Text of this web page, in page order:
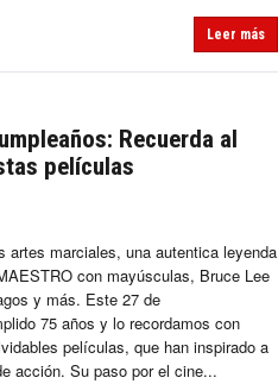
Leer más
Recuerda al
películas
artes marciales, una autentica leyenda
con mayúsculas, Bruce Lee
y más. Este 27 de
75 años y lo recordamos con
películas, que han inspirado a
acción. Su paso por el cine...